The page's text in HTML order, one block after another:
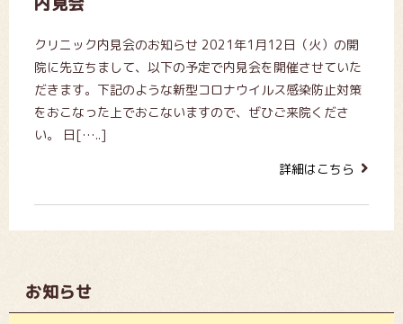
クリニック内見会のお知らせ 2021年1月12日（火）の開
院に先立ちまして、以下の予定で内見会を開催させていた
だきます。下記のような新型コロナウイルス感染防止対策
をおこなった上でおこないますので、ぜひご来院くださ
い。 日[…..]
詳細はこちら
お知らせ